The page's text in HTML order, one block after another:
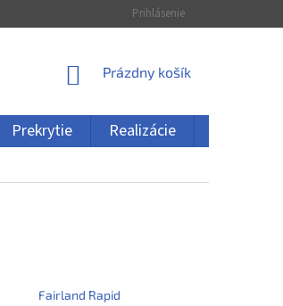
Prihlásenie
NÁKUPNÝ
Prázdny košík
Prekrytie Realizácie
Fairland Rapid